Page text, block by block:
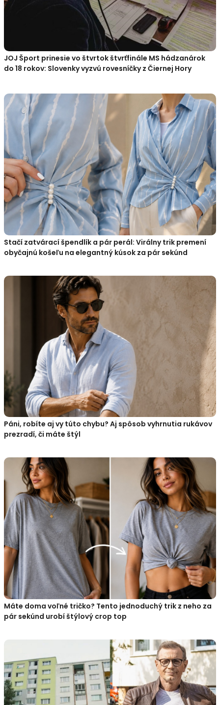
JOJ Šport prinesie vo štvrtok štvrťfinále MS hádzanárok
do 18 rokov: Slovenky vyzvú rovesníčky z Čiernej Hory
Stačí zatvárací špendlík a pár perál: Virálny trik premení
obyčajnú košeľu na elegantný kúsok za pár sekúnd
Páni, robíte aj vy túto chybu? Aj spôsob vyhrnutia rukávov
prezradí, či máte štýl
Máte doma voľné tričko? Tento jednoduchý trik z neho za
pár sekúnd urobí štýlový crop top